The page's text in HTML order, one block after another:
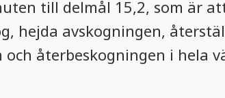
till delmål 15,2, som är
hejda avskogningen,
och återbeskogningen i hela